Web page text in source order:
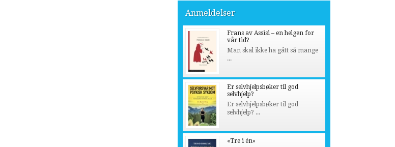
Anmeldelser
Frans av Assisi – en helgen for
vår tid?
Man skal ikke ha gått så mange
...
Er selvhjelpsbøker til god
selvhjelp?
Er selvhjelpsbøker til god
selvhjelp? ...
«Tre i én»